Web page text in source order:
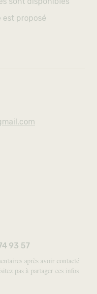
est proposé
93 57
après avoir contacté
pas à partager ces infos